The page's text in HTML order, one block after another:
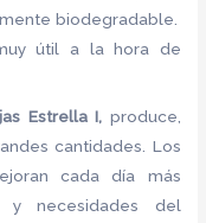
biodegradable.
útil a la hora de
Estrella I, produce,
cantidades. Los
cada día más
necesidades del